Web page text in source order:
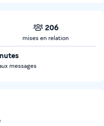
206
mises en relation
messages